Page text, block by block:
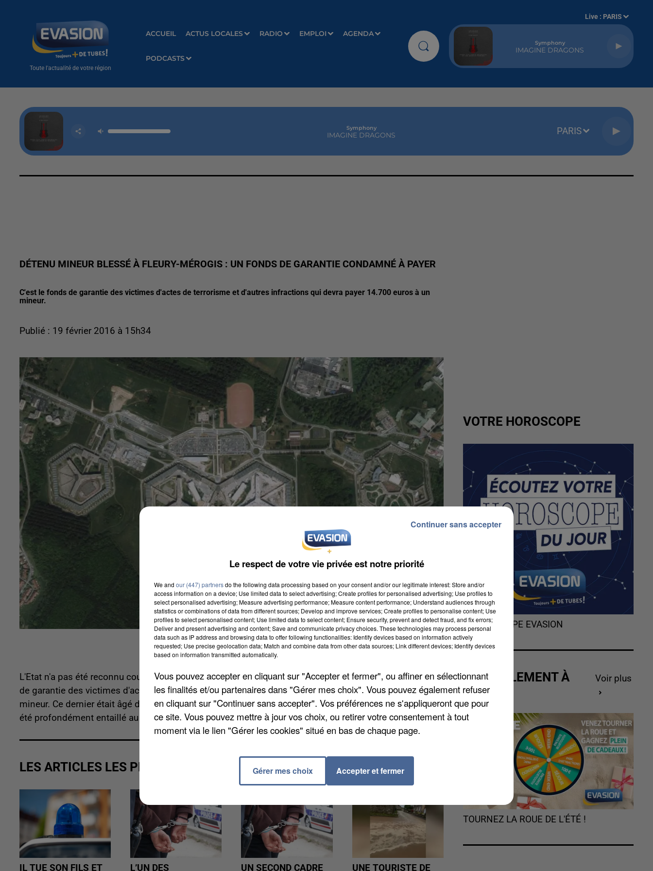
Toute l'actualité de votre région
ACCUEIL ACTUS LOCALES RADIO EMPLOI AGENDA
PODCASTS
Live : PARIS
Symphony
IMAGINE DRAGONS
Symphony
IMAGINE DRAGONS PARIS
DÉTENU MINEUR BLESSÉ À FLEURY-MÉROGIS : UN FONDS DE GARANTIE CONDAMNÉ À PAYER
C'est le fonds de garantie des victimes d'actes de terrorisme et d'autres infractions qui devra payer 14.700 euros à un
mineur.
Publié : 19 février 2016 à 15h34
L'Etat n'a pas été reconnu coupable par le tribunal administratif de Versailles. C'est finalement le fonds
de garantie des victimes d'actes de terrorisme et d'autres infractions qui devra payer 14.700 euros à un
mineur. Ce dernier était âgé de 17 ans à l'époque des faits en 2007, détenu à Fleury-Mérogis. Il avait
été profondément entaillé au visage avec une lame de rasoir par un autre jeune détenu.
LES ARTICLES LES PLUS VUS
IL TUE SON FILS ET
L’UN DES
UN SECOND CADRE
UNE TOURISTE DE
VOTRE HOROSCOPE
L'HOROSCOPE EVASION
ACTUELLEMENT À
GAGNER
Voir plus
TOURNEZ LA ROUE DE L'ÉTÉ !
Le respect de votre vie privée est notre priorité
We and our (447) partnersdo the following data processing based on your consent and/or our legitimate interest: Store and/or
access information on a device; Use limited data to select advertising; Create profiles for personalised advertising; Use profiles to
select personalised advertising; Measure advertising performance; Measure content performance; Understand audiences through
statistics or combinations of data from different sources; Develop and improve services; Create profiles to personalise content; Use
profiles to select personalised content; Use limited data to select content; Ensure security, prevent and detect fraud, and fix errors;
Deliver and present advertising and content; Save and communicate privacy choices. These technologies may process personal
data such as IP address and browsing data to offer following functionalities: Identify devices based on information actively
requested; Use precise geolocation data; Match and combine data from other data sources; Link different devices; Identify devices
based on information transmitted automatically.
Vous pouvez accepter en cliquant sur "Accepter et fermer", ou affiner en sélectionnant
les finalités et/ou partenaires dans "Gérer mes choix". Vous pouvez également refuser
en cliquant sur "Continuer sans accepter". Vos préférences ne s'appliqueront que pour
ce site. Vous pouvez mettre à jour vos choix, ou retirer votre consentement à tout
moment via le lien "Gérer les cookies" situé en bas de chaque page.
Gérer mes choix Accepter et fermer
Continuer sans accepter